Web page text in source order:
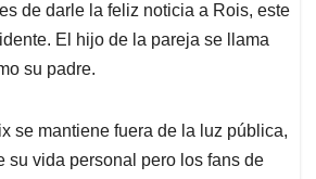
de darle la feliz noticia a Rois, este
El hijo de la pareja se llama
su padre.
se mantiene fuera de la luz pública,
su vida personal pero los fans de